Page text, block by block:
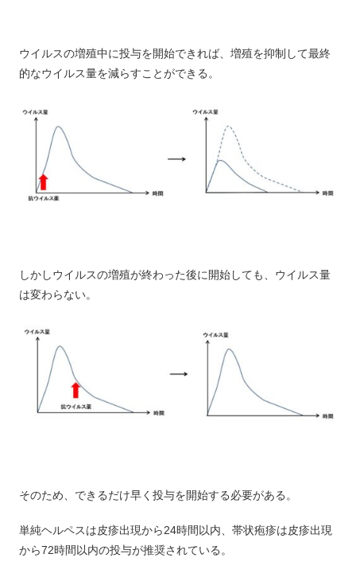
ウイルスの増殖中に投与を開始できれば、増殖を抑制して最終
的なウイルス量を減らすことができる。
しかしウイルスの増殖が終わった後に開始しても、ウイルス量
は変わらない。
そのため、できるだけ早く投与を開始する必要がある。
単純ヘルペスは皮疹出現から24時間以内、帯状疱疹は皮疹出現
から72時間以内の投与が推奨されている。